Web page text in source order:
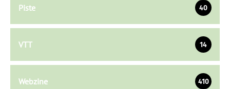
Piste 40
VTT 14
Webzine 410